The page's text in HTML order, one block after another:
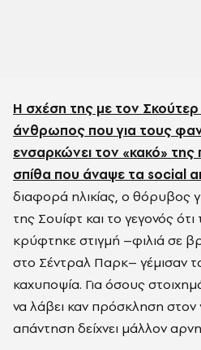
Η σχέση της με τον
άνθρωπος που για τους
ενσαρκώνει τον «κακό» της
σπίθα που άναψε τα social
διαφορά ηλικίας, ο θόρυβος
της Σουίφτ και το γεγονός ότι
κρύφτηκε στιγμή –φιλιά σε
στο Σέντραλ Παρκ– γέμισαν
καχυποψία. Για όσους
να λάβει καν πρόσκληση
απάντηση δείχνει μάλλον